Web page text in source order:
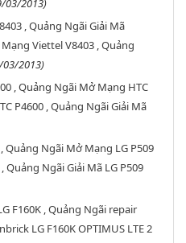
03/2013)
, Quảng Ngãi Giải Mã
Viettel V8403 , Quảng
03/2013)
, Quảng Ngãi Mở Mạng HTC
P4600 , Quảng Ngãi Giải Mã
Quảng Ngãi Mở Mạng LG P509
Quảng Ngãi Giải Mã LG P509
F160K , Quảng Ngãi repair
LG F160K OPTIMUS LTE 2